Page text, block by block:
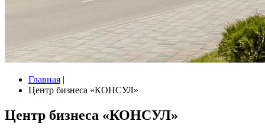
Главная |
Центр бизнеса «КОНСУЛ»
Центр бизнеса «КОНСУЛ»